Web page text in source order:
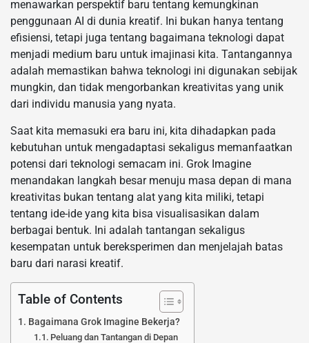
menawarkan perspektif baru tentang kemungkinan
penggunaan AI di dunia kreatif. Ini bukan hanya tentang
efisiensi, tetapi juga tentang bagaimana teknologi dapat
menjadi medium baru untuk imajinasi kita. Tantangannya
adalah memastikan bahwa teknologi ini digunakan sebijak
mungkin, dan tidak mengorbankan kreativitas yang unik
dari individu manusia yang nyata.
Saat kita memasuki era baru ini, kita dihadapkan pada
kebutuhan untuk mengadaptasi sekaligus memanfaatkan
potensi dari teknologi semacam ini. Grok Imagine
menandakan langkah besar menuju masa depan di mana
kreativitas bukan tentang alat yang kita miliki, tetapi
tentang ide-ide yang kita bisa visualisasikan dalam
berbagai bentuk. Ini adalah tantangan sekaligus
kesempatan untuk bereksperimen dan menjelajah batas
baru dari narasi kreatif.
Table of Contents
Bagaimana Grok Imagine Bekerja?
Peluang dan Tantangan di Depan